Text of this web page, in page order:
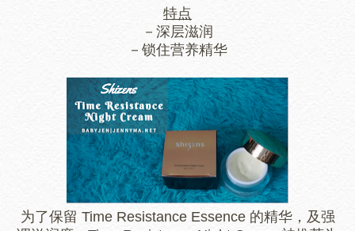
特点
－深层滋润
－锁住营养精华
为了保留 Time Resistance Essence 的精华，及强